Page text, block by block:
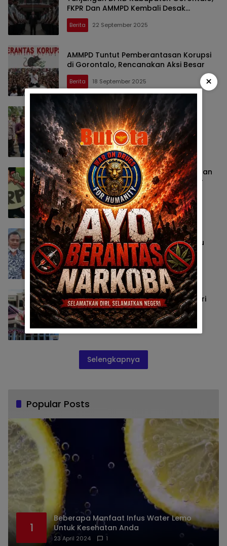
FKPR Dan AMMPD Kembali Desak
Kejaksaan
Berita 22 September 2025
AMMPD Tuntut Pemberantasan Korupsi
di Gorontalo, Rencanakan Aksi Besar
Berita 18 September 2025
Aksi Diam & Doa Bersama, AMMPD
Kecewa Dengan Kinerja Kejaksaan
Berita 8 September 2025
Dukung Penuntasan Korupsi Tunjangan
Aleg, Para Aktifis Minta Kejari Kabgor
Transparan
Berita 8 September 2025
Baku Balas Pantun, AMMPD Ingatkan
Kejari Kabgor Untuk Tidak Alihkan Isu
Perkara
Berita 8 September 2025
Besok AMMPD Gelar Aksi, Desak Kajari
Bongkar Pemufakatan Korupsi TKI
Berita 7 September 2025
Selengkapnya
Popular Posts
1
Beberapa Manfaat Infus Water Lemo
Untuk Kesehatan Anda
23 April 2024 1
×